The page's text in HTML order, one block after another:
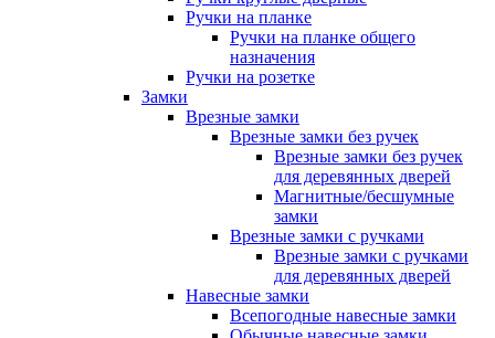
Ручки на планке
Ручки на планке общего
назначения
Ручки на розетке
Замки
Врезные замки
Врезные замки без ручек
Врезные замки без ручек
для деревянных дверей
Магнитные/бесшумные
замки
Врезные замки с ручками
Врезные замки с ручками
для деревянных дверей
Навесные замки
Всепогодные навесные замки